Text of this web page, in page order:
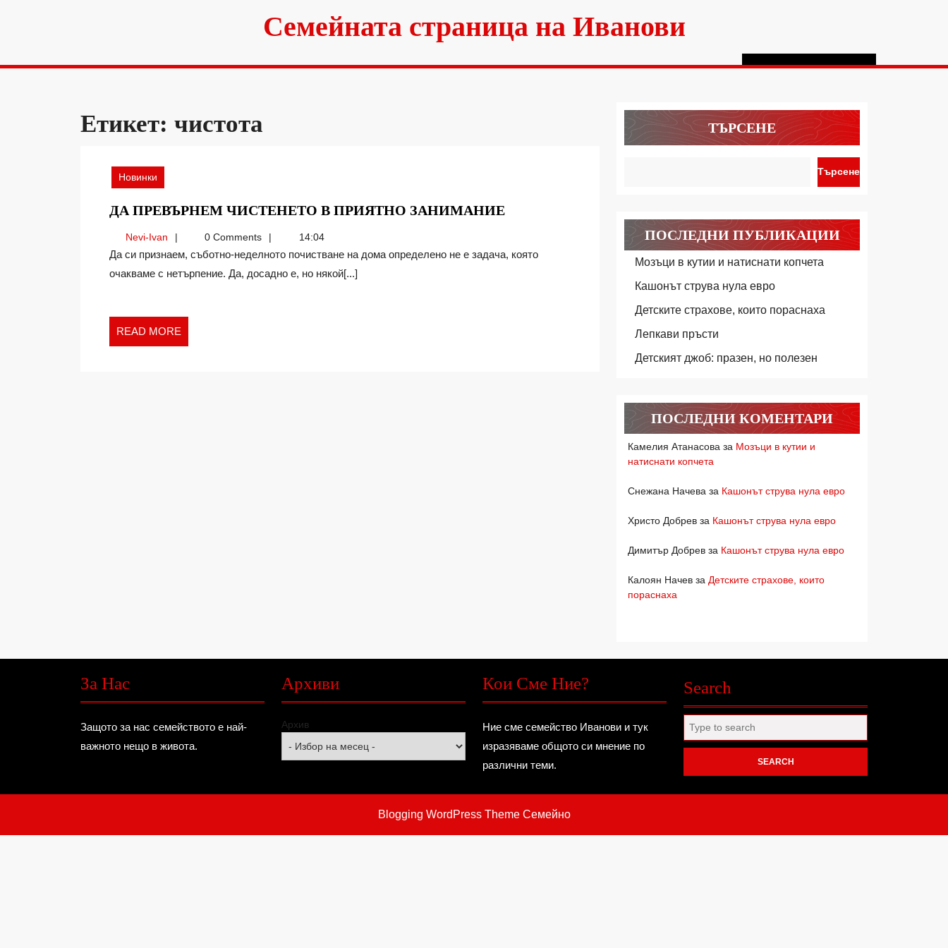
Семейната страница на Иванови
Етикет: чистота
Новинки
ДА ПРЕВЪРНЕМ ЧИСТЕНЕТО В ПРИЯТНО ЗАНИМАНИЕДА
В
Nevi-IvanNevi-
Ivan
0 Comments 14:04
Да си признаем, съботно-неделното почистване на дома определено не е задача, която
очакваме с нетърпение. Да, досадно е, но някой[...]
READ MORE
MORE
ТЪРСЕНЕ
Търсене
ПОСЛЕДНИ ПУБЛИКАЦИИ
Мозъци в кутии и натиснати копчета
Кашонът струва нула евро
Детските страхове, които пораснаха
Лепкави пръсти
Детският джоб: празен, но полезен
ПОСЛЕДНИ КОМЕНТАРИ
Камелия Атанасова за Мозъци в кутии и
натиснати копчета
Снежана Начева за Кашонът струва нула евро
Христо Добрев за Кашонът струва нула евро
Димитър Добрев за Кашонът струва нула евро
Калоян Начев за Детските страхове, които
пораснаха
За Нас
Защото за нас семейството е най-
важното нещо в живота.
Архиви
Архив
Кои Сме Ние?
Ние сме семейство Иванови и тук
изразяваме общото си мнение по
различни теми.
Search
for:
Blogging WordPress ThemeСемейно